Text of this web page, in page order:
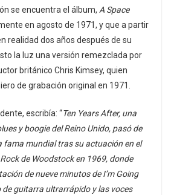
se encuentra el álbum, A Space
en agosto de 1971, y que a partir
realidad dos años después de su
la luz una versión remezclada por
británico Chris Kimsey, quien
de grabación original en 1971.
escribía: “Ten Years After, una
y boogie del Reino Unido, pasó de
fama mundial tras su actuación en el
de Woodstock en 1969, donde
de nueve minutos de I’m Going
de guitarra ultrarrápido y las voces